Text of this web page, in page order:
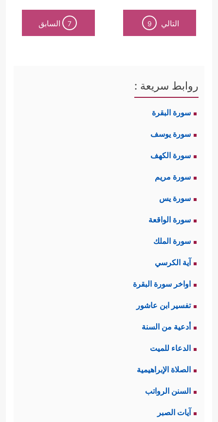
التالي 9
7 السابق
روابط سريعة :
سورة البقرة
سورة يوسف
سورة الكهف
سورة مريم
سورة يس
سورة الواقعة
سورة الملك
آية الكرسي
اواخر سورة البقرة
تفسير ابن عاشور
أدعية من السنة
الدعاء للميت
الصلاة الإبراهيمية
السنن الرواتب
آيات الصبر